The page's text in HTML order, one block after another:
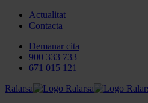
Actualitat
Contacta
Demanar cita
900 333 733
671 015 121
Ralarsa